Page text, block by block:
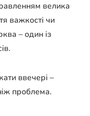
велика
важкості чи
– один із
ввечері –
проблема.